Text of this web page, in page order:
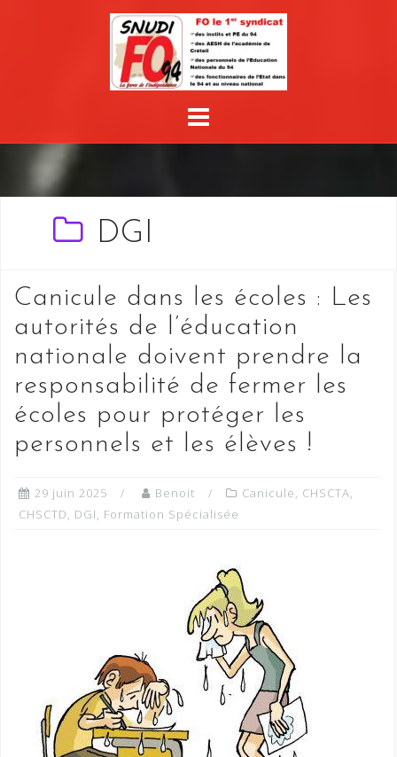
DGI
Canicule dans les écoles : Les
autorités de l’éducation
nationale doivent prendre la
responsabilité de fermer les
écoles pour protéger les
personnels et les élèves !
29 juin 2025 Benoit Canicule, CHSCTA,
CHSCTD, DGI, Formation Spécialisée